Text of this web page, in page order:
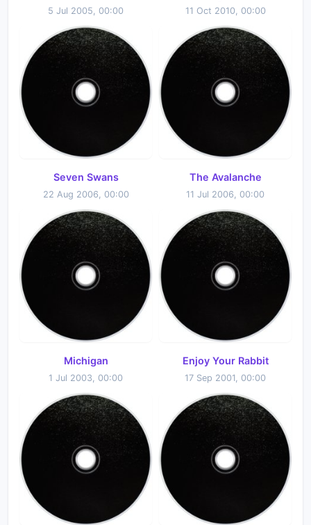
5 Jul 2005, 00:00 11 Oct 2010, 00:00
Seven Swans
22 Aug 2006, 00:00
The Avalanche
11 Jul 2006, 00:00
Michigan
1 Jul 2003, 00:00
Enjoy Your Rabbit
17 Sep 2001, 00:00